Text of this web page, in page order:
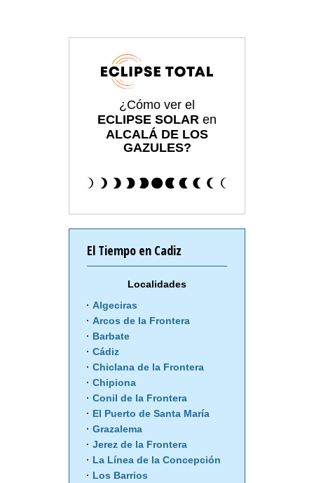
¿Cómo ver el
ECLIPSE SOLAR en
ALCALÁ DE LOS
GAZULES?
El Tiempo en Cadiz
Localidades
Algeciras
Arcos de la Frontera
Barbate
Cádiz
Chiclana de la Frontera
Chipiona
Conil de la Frontera
El Puerto de Santa María
Grazalema
Jerez de la Frontera
La Línea de la Concepción
Los Barrios